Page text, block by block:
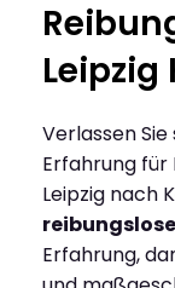
Verlassen
Erfahrung für
Leipzig nach
Erfahrung,